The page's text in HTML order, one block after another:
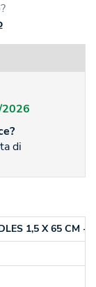
di
1,5 X 65 CM -